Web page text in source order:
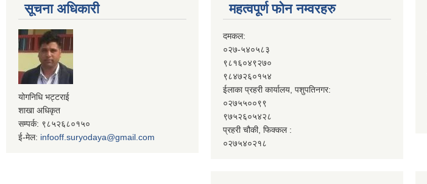
सूचना अधिकारी
योगनिधि भट्टराई
शाखा अधिकृत
सम्पर्क: ९८५२६८०१५०
ई-मेल: infooff.suryodaya@gmail.com
महत्वपूर्ण फोन नम्वरहरु
दमकल:
०२७-५४०५८३
९८१६०४९२७०
९८४७२६०१५४
ईलाका प्रहरी कार्यालय, पशुपतिनगर:
०२७५५००९९
९७५२६०५४२८
प्रहरी चौकी, फिक्कल :
०२७५४०२१८